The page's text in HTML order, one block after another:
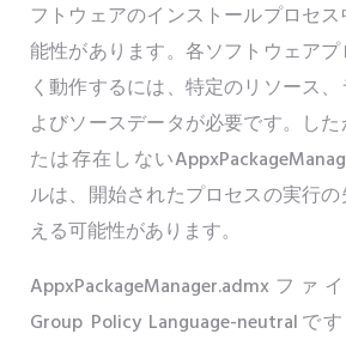
フトウェアのインストールプロセ
能性があります。各ソフトウェア
く動作するには、特定のリソース
よびソースデータが必要です。し
たは存在しない
ルは、開始されたプロセスの実行
える可能性があります。
AppxPackageManager.admxファ
Group Policy Language-neutralで